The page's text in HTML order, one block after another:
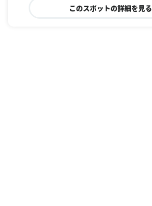
このスポットの詳細を見る